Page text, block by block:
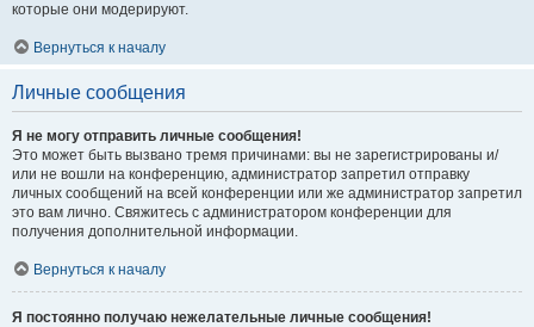
которые они модерируют.
Вернуться к началу
Личные сообщения
Я не могу отправить личные сообщения!
Это может быть вызвано тремя причинами: вы не зарегистрированы и/
или не вошли на конференцию, администратор запретил отправку
личных сообщений на всей конференции или же администратор запретил
это вам лично. Свяжитесь с администратором конференции для
получения дополнительной информации.
Вернуться к началу
Я постоянно получаю нежелательные личные сообщения!